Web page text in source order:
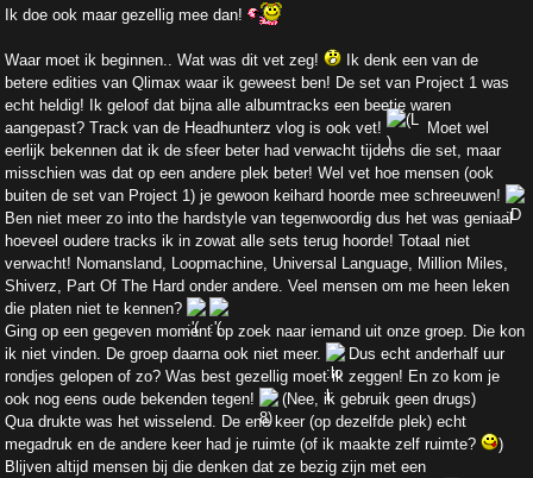
Ik doe ook maar gezellig mee dan!
Waar moet ik beginnen.. Wat was dit vet zeg!
Ik denk een van de
betere edities van Qlimax waar ik geweest ben! De set van Project 1 was
echt heldig! Ik geloof dat bijna alle albumtracks een beetje waren
aangepast? Track van de Headhunterz vlog is ook vet!
Moet wel
eerlijk bekennen dat ik de sfeer beter had verwacht tijdens die set, maar
misschien was dat op een andere plek beter! Wel vet hoe mensen (ook
buiten de set van Project 1) je gewoon keihard hoorde mee schreeuwen!
Ben niet meer zo into the hardstyle van tegenwoordig dus het was geniaal
hoeveel oudere tracks ik in zowat alle sets terug hoorde! Totaal niet
verwacht! Nomansland, Loopmachine, Universal Language, Million Miles,
Shiverz, Part Of The Hard onder andere. Veel mensen om me heen leken
die platen niet te kennen?
Ging op een gegeven moment op zoek naar iemand uit onze groep. Die kon
ik niet vinden. De groep daarna ook niet meer.
Dus echt anderhalf uur
rondjes gelopen of zo? Was best gezellig moet ik zeggen! En zo kom je
ook nog eens oude bekenden tegen!
(Nee, ik gebruik geen drugs)
Qua drukte was het wisselend. De ene keer (op dezelfde plek) echt
megadruk en de andere keer had je ruimte (of ik maakte zelf ruimte?
)
Blijven altijd mensen bij die denken dat ze bezig zijn met een